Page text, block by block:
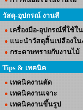
วัสดุ-อุปกรณ์ งานสี
เครื่องมือ-อุปกรณ์ที่ใช้ใ
แนะนำวัสดุสิ้นเปลืองใน
กระดาษทรายกับงานไม้
Tips & เทคนิค
เทคนิคงานตัด
เทคนิคงานเจาะ
เทคนิคงานขึ้นรูป